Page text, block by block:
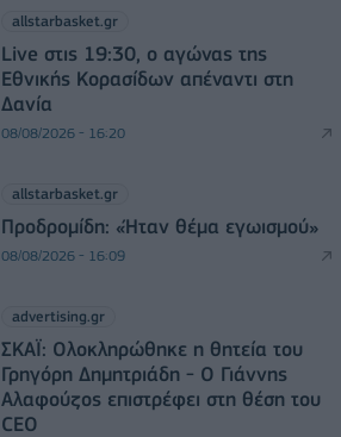
allstarbasket.gr
Live στις 19:30, ο αγώνας της
Εθνικής Κορασίδων απέναντι στη
Δανία
08/08/2026 - 16:20
allstarbasket.gr
Προδρομίδη: «Ήταν θέμα εγωισμού»
08/08/2026 - 16:09
advertising.gr
ΣΚΑΪ: Ολοκληρώθηκε η θητεία του
Γρηγόρη Δημητριάδη - Ο Γιάννης
Αλαφούζος επιστρέφει στη θέση του
CEO